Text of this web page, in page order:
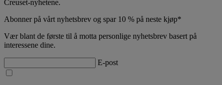
Creuset-nyhetene.
Abonner på vårt nyhetsbrev og spar 10 % på neste kjøp*
Vær blant de første til å motta personlige nyhetsbrev basert på
interessene dine.
E-post